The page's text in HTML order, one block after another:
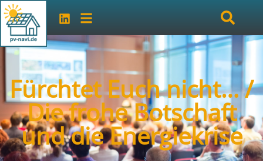
Fürchtet Euch nicht… /
Die frohe Botschaft
und die Energiekrise